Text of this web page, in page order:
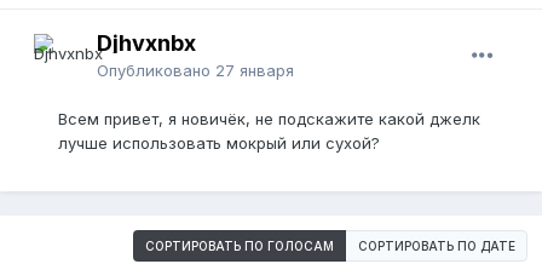
Djhvxnbx
Опубликовано 27 января
Всем привет, я новичëк, не подскажите какой джелк
лучше использовать мокрый или сухой?
СОРТИРОВАТЬ ПО ГОЛОСАМ СОРТИРОВАТЬ ПО ДАТЕ